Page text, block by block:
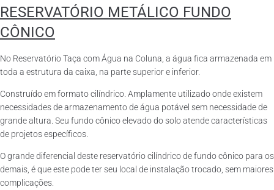
RESERVATÓRIO METÁLICO FUNDO
CÔNICO
No Reservatório Taça com Água na Coluna, a água fica armazenada em
toda a estrutura da caixa, na parte superior e inferior.
Construído em formato cilíndrico. Amplamente utilizado onde existem
necessidades de armazenamento de água potável sem necessidade de
grande altura. Seu fundo cônico elevado do solo atende características
de projetos específicos.
O grande diferencial deste reservatório cilíndrico de fundo cônico para os
demais, é que este pode ter seu local de instalação trocado, sem maiores
complicações.